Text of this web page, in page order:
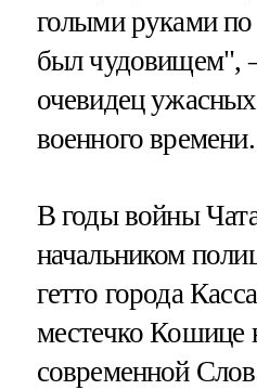
голыми руками по
был чудовищем",
очевидец
военного времени.
В годы войны
начальником
гетто города
местечко Кошице
современной